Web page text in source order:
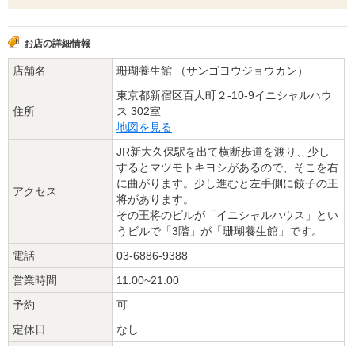
お店の詳細情報
店舗名 珊瑚養生館 （サンゴヨウジョウカン）
住所
東京都新宿区百人町２-10-9イニシャルハウ
ス 302室
地図を見る
アクセス
JR新大久保駅を出て横断歩道を渡り、少し
するとマツモトキヨシがあるので、そこを右
に曲がります。少し進むと左手側に餃子の王
将があります。
その王将のビルが「イニシャルハウス」とい
うビルで「3階」が「珊瑚養生館」です。
電話
03-6886-9388
営業時間
11:00~21:00
予約
可
定休日
なし